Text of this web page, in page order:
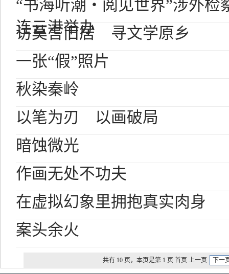
“书海听潮・阅见世界”涉外检
连云港举办
访莫言旧居 寻文学原乡
一张“假”照片
秋染秦岭
以笔为刃 以画破局
暗蚀微光
作画无处不功夫
在虚拟幻象里拥抱真实肉身
案头余火
共有 10 页，本页是第 1 页 首页 上一页 下一